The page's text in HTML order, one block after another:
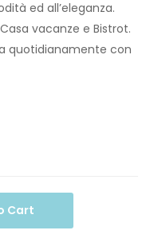
ed all’eleganza.
vacanze e Bistrot.
quotidianamente con
Cart